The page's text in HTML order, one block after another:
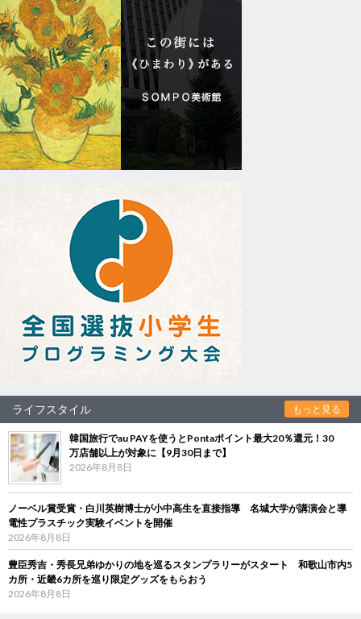
ライフスタイル もっと見る
韓国旅行でau PAYを使うとPontaポイント最大20％還元！30
万店舗以上が対象に【9月30日まで】
2026年8月8日
ノーベル賞受賞・白川英樹博士が小中高生を直接指導 名城大学が講演会と導
電性プラスチック実験イベントを開催
2026年8月8日
豊臣秀吉・秀長兄弟ゆかりの地を巡るスタンプラリーがスタート 和歌山市内5
カ所・近畿6カ所を巡り限定グッズをもらおう
2026年8月8日